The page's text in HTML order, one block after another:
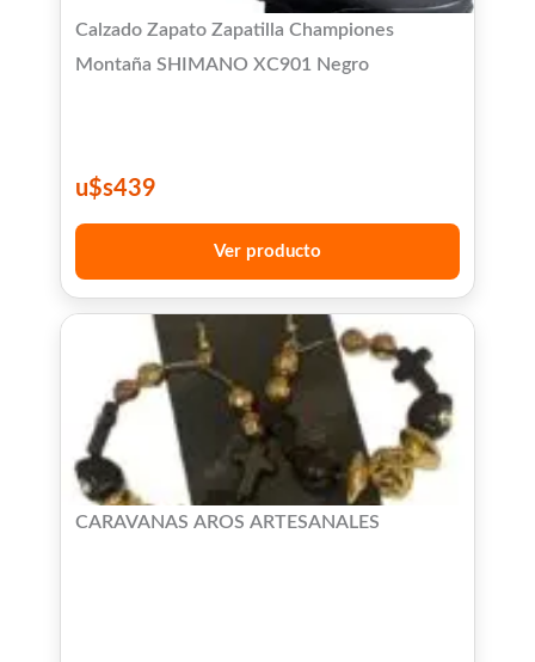
Calzado Zapato Zapatilla Championes
Montaña SHIMANO XC901 Negro
u$s439
Ver producto
CARAVANAS AROS ARTESANALES